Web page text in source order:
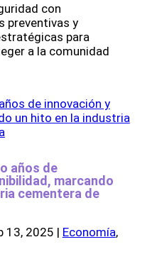
con
preventivas y
para
a la comunidad
años de
marcando
cementera de
13, 2025 | Economía,